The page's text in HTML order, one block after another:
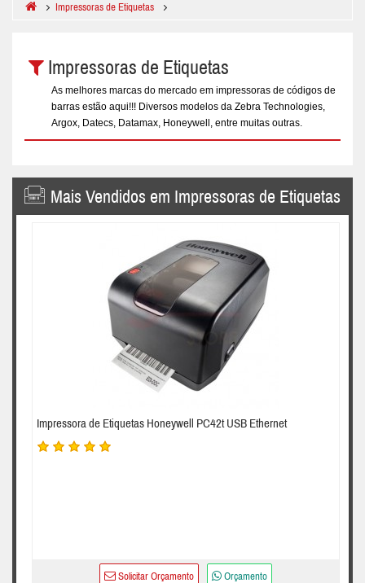
Impressoras de Etiquetas
Impressoras de Etiquetas
As melhores marcas do mercado em impressoras de códigos de
barras estão aqui!!! Diversos modelos da Zebra Technologies,
Argox, Datecs, Datamax, Honeywell, entre muitas outras.
Mais Vendidos em Impressoras de Etiquetas
Impressora de Etiquetas Honeywell PC42t USB Ethernet
Solicitar Orçamento Orçamento